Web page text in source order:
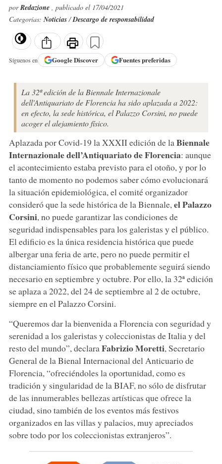
porRedazione , publicado el 17/04/2021
Categorías:Noticias/Descargo de responsabilidad
Síguenos en GoogleDiscover Fuentes preferidas
La 32ª edición de la Biennale Internazionale
dell'Antiquariato de Florencia ha sido aplazada a 2022:
en efecto, la sede histórica, el Palazzo Corsini, no puede
acoger el alejamiento físico.
Aplazada por Covid-19 la XXXII edición de la Biennale
Internazionale dell’Antiquariato de Florencia: aunque
el acontecimiento estaba previsto para el otoño, y por lo
tanto de momento no podemos saber cómo evolucionará
la situación epidemiológica, el comité organizador
consideró que la sede histórica de la Biennale, el Palazzo
Corsini, no puede garantizar las condiciones de
seguridad indispensables para los galeristas y el público.
El edificio es la única residencia histórica que puede
albergar una feria de arte, pero no puede permitir el
distanciamiento físico que probablemente seguirá siendo
necesario en septiembre y octubre. Por ello, la 32ª edición
se aplaza a 2022, del 24 de septiembre al 2 de octubre,
siempre en el Palazzo Corsini.
“Queremos dar la bienvenida a Florencia con seguridad y
serenidad a los galeristas y coleccionistas de Italia y del
resto del mundo”, declara Fabrizio Moretti, Secretario
General de la Bienal Internacional del Anticuario de
Florencia, “ofreciéndoles la oportunidad, como es
tradición y singularidad de la BIAF, no sólo de disfrutar
de las innumerables bellezas artísticas que ofrece la
ciudad, sino también de los eventos más festivos
organizados en las villas y palacios, muy apreciados
sobre todo por los coleccionistas extranjeros”.